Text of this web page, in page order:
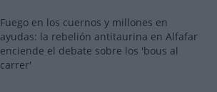
Fuego en los cuernos y millones en
ayudas: la rebelión antitaurina en Alfafar
enciende el debate sobre los 'bous al
carrer'